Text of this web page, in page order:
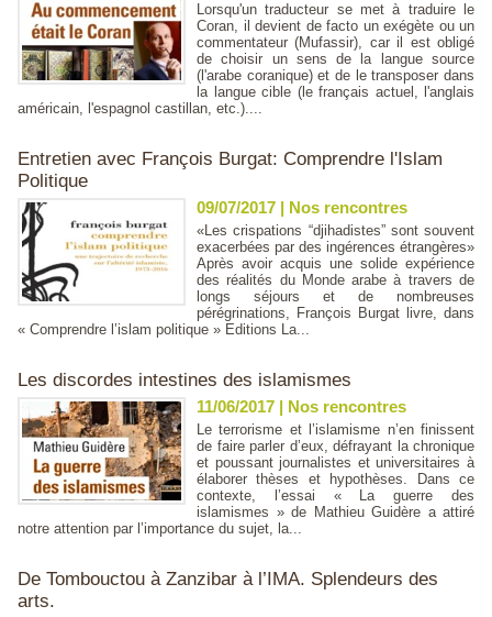
Lorsqu'un traducteur se met à traduire le
Coran, il devient de facto un exégète ou un
commentateur (Mufassir), car il est obligé
de choisir un sens de la langue source
(l'arabe coranique) et de le transposer dans
la langue cible (le français actuel, l'anglais
américain, l'espagnol castillan, etc.)....
Entretien avec François Burgat: Comprendre l'Islam
Politique
09/07/2017 | Nos rencontres
«Les crispations “djihadistes” sont souvent
exacerbées par des ingérences étrangères»
Après avoir acquis une solide expérience
des réalités du Monde arabe à travers de
longs séjours et de nombreuses
pérégrinations, François Burgat livre, dans
« Comprendre l’islam politique » Editions La...
Les discordes intestines des islamismes
11/06/2017 | Nos rencontres
Le terrorisme et l’islamisme n’en finissent
de faire parler d’eux, défrayant la chronique
et poussant journalistes et universitaires à
élaborer thèses et hypothèses. Dans ce
contexte, l’essai « La guerre des
islamismes » de Mathieu Guidère a attiré
notre attention par l’importance du sujet, la...
De Tombouctou à Zanzibar à l’IMA. Splendeurs des
arts.